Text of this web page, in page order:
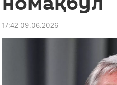
17:42 09.06.2026